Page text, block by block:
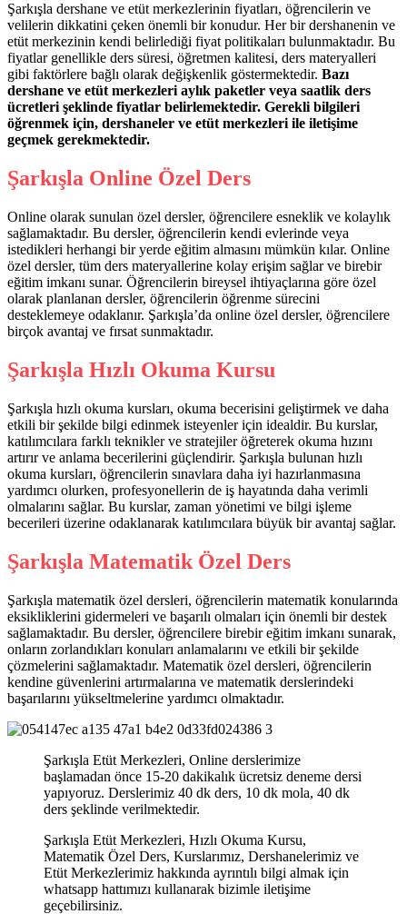
Şarkışla dershane ve etüt merkezlerinin fiyatları, öğrencilerin ve
velilerin dikkatini çeken önemli bir konudur. Her bir dershanenin ve
etüt merkezinin kendi belirlediği fiyat politikaları bulunmaktadır. Bu
fiyatlar genellikle ders süresi, öğretmen kalitesi, ders materyalleri
gibi faktörlere bağlı olarak değişkenlik göstermektedir. Bazı
dershane ve etüt merkezleri aylık paketler veya saatlik ders
ücretleri şeklinde fiyatlar belirlemektedir. Gerekli bilgileri
öğrenmek için, dershaneler ve etüt merkezleri ile iletişime
geçmek gerekmektedir.
Şarkışla Online Özel Ders
Online olarak sunulan özel dersler, öğrencilere esneklik ve kolaylık
sağlamaktadır. Bu dersler, öğrencilerin kendi evlerinde veya
istedikleri herhangi bir yerde eğitim almasını mümkün kılar. Online
özel dersler, tüm ders materyallerine kolay erişim sağlar ve birebir
eğitim imkanı sunar. Öğrencilerin bireysel ihtiyaçlarına göre özel
olarak planlanan dersler, öğrencilerin öğrenme sürecini
desteklemeye odaklanır. Şarkışla’da online özel dersler, öğrencilere
birçok avantaj ve fırsat sunmaktadır.
Şarkışla Hızlı Okuma Kursu
Şarkışla hızlı okuma kursları, okuma becerisini geliştirmek ve daha
etkili bir şekilde bilgi edinmek isteyenler için idealdir. Bu kurslar,
katılımcılara farklı teknikler ve stratejiler öğreterek okuma hızını
artırır ve anlama becerilerini güçlendirir. Şarkışla bulunan hızlı
okuma kursları, öğrencilerin sınavlara daha iyi hazırlanmasına
yardımcı olurken, profesyonellerin de iş hayatında daha verimli
olmalarını sağlar. Bu kurslar, zaman yönetimi ve bilgi işleme
becerileri üzerine odaklanarak katılımcılara büyük bir avantaj sağlar.
Şarkışla Matematik Özel Ders
Şarkışla matematik özel dersleri, öğrencilerin matematik konularında
eksikliklerini gidermeleri ve başarılı olmaları için önemli bir destek
sağlamaktadır. Bu dersler, öğrencilere birebir eğitim imkanı sunarak,
onların zorlandıkları konuları anlamalarını ve etkili bir şekilde
çözmelerini sağlamaktadır. Matematik özel dersleri, öğrencilerin
kendine güvenlerini artırmalarına ve matematik derslerindeki
başarılarını yükseltmelerine yardımcı olmaktadır.
Şarkışla Etüt Merkezleri, Online derslerimize
başlamadan önce 15-20 dakikalık ücretsiz deneme dersi
yapıyoruz. Derslerimiz 40 dk ders, 10 dk mola, 40 dk
ders şeklinde verilmektedir.
Şarkışla Etüt Merkezleri, Hızlı Okuma Kursu,
Matematik Özel Ders, Kurslarımız, Dershanelerimiz ve
Etüt Merkezlerimiz hakkında ayrıntılı bilgi almak için
whatsapp hattımızı kullanarak bizimle iletişime
geçebilirsiniz.